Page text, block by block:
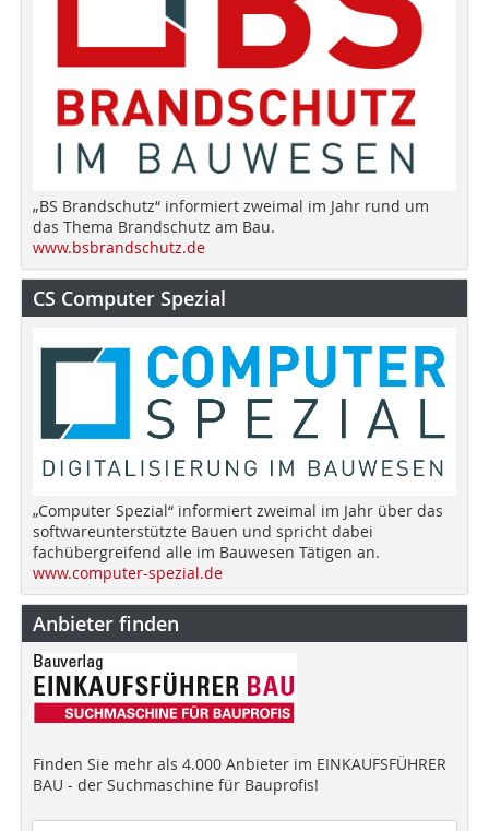
„BS Brandschutz“ informiert zweimal im Jahr rund um
das Thema Brandschutz am Bau.
www.bsbrandschutz.de
CS Computer Spezial
„Computer Spezial“ informiert zweimal im Jahr über das
softwareunterstützte Bauen und spricht dabei
fachübergreifend alle im Bauwesen Tätigen an.
www.computer-spezial.de
Anbieter finden
Finden Sie mehr als 4.000 Anbieter im EINKAUFSFÜHRER
BAU - der Suchmaschine für Bauprofis!